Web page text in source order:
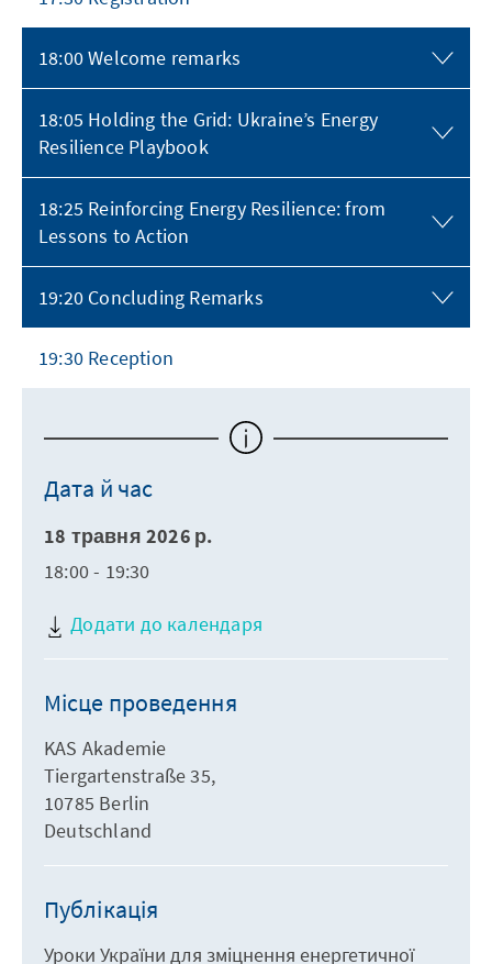
18:00 Welcome remarks
18:05 Holding the Grid: Ukraine’s Energy
Resilience Playbook
18:25 Reinforcing Energy Resilience: from
Lessons to Action
19:20 Concluding Remarks
19:30 Reception
Дата й час
18 травня 2026 р.
18:00 - 19:30
Додати до календаря
Місце проведення
KAS Akademie
Tiergartenstraße 35,
10785 Berlin
Deutschland
Публікація
Уроки України для зміцнення енергетичної